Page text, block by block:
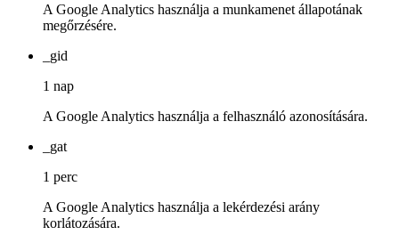
A Google Analytics használja a munkamenet állapotának
megőrzésére.
_gid
1 nap
A Google Analytics használja a felhasználó azonosítására.
_gat
1 perc
A Google Analytics használja a lekérdezési arány
korlátozására.